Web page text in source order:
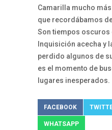
Camarilla mucho
que recordábamos
Son tiempos oscuros
Inquisición acecha y
perdido algunos de
es el momento de
lugares inesperados.
FACEBOOK
WHATSAPP